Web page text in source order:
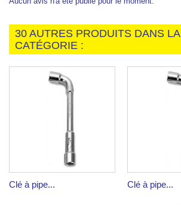
30 AUTRES PRODUITS DANS
CATÉGORIE :
Clé à pipe... Clé à pipe...